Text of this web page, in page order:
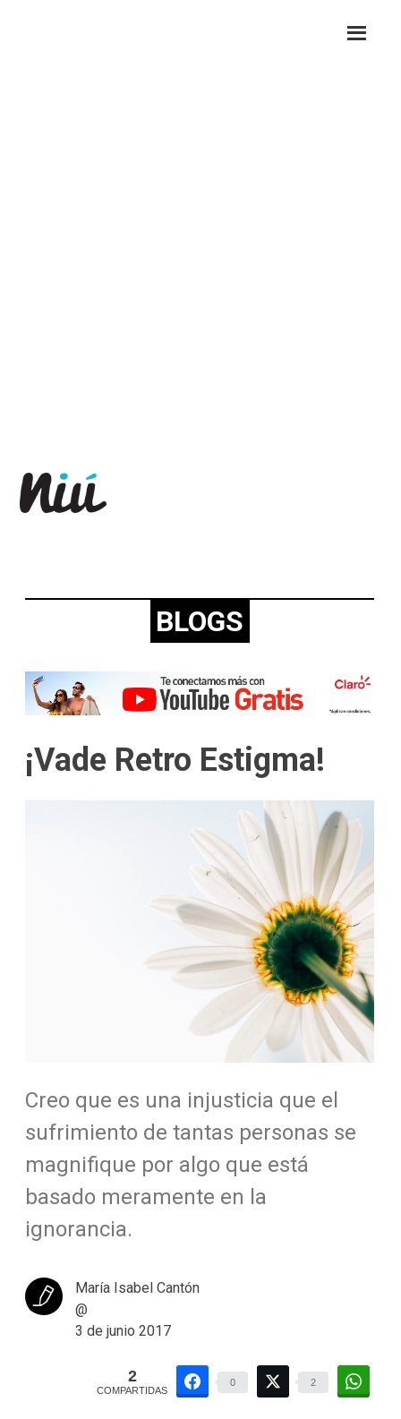
BLOGS
¡Vade Retro Estigma!
Creo que es una injusticia que el
sufrimiento de tantas personas se
magnifique por algo que está
basado meramente en la
ignorancia.
María Isabel Cantón
@
3 de junio 2017
2
COMPARTIDAS
0 2